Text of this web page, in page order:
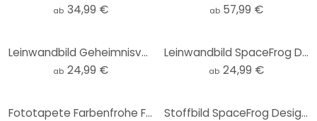
ab 34,99 € ab 57,99 €
Leinwandbild Geheimnisvoller Nebel im Wald - SpaceFrog Designs
ab 24,99 €
Leinwandbild SpaceFrog Designs - Goldene Kraniche
ab 24,99 €
Fototapete Farbenfrohe Frühlingswiese - SpaceFrog Designs Stoffbild SpaceFrog Designs - Goldene Kraniche - Panorama